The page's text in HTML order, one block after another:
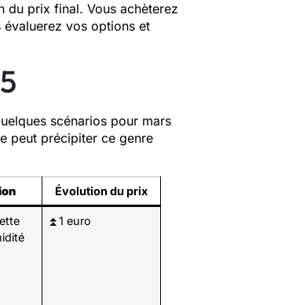
du prix final. Vous achèterez
évaluerez vos options et
scénarios pour mars
peut précipiter ce genre
Évolution du prix
⏫1 euro